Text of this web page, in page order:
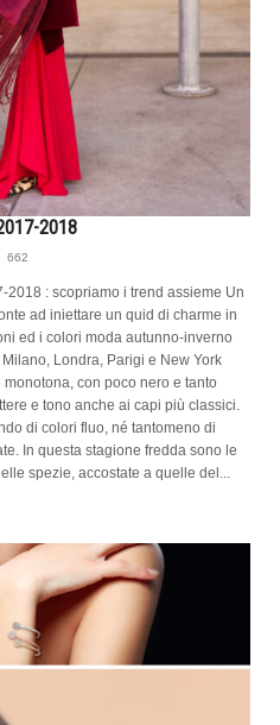
2018
662
: scopriamo i trend assieme Un
ad iniettare un quid di charme in
ed i colori moda autunno-inverno
Londra, Parigi e New York
con poco nero e tanto
e tono anche ai capi più classici.
di colori fluo, né tantomeno di
In questa stagione fredda sono le
spezie, accostate a quelle del...